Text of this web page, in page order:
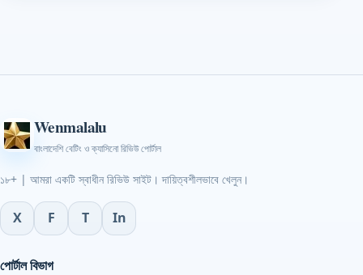
Wenmalalu
বাংলাদেশি বেটিং ও ক্যাসিনো রিভিউ পোর্টাল
১৮+ | আমরা একটি স্বাধীন রিভিউ সাইট। দায়িত্বশীলভাবে খেলুন।
X F T In
পোর্টাল বিভাগ